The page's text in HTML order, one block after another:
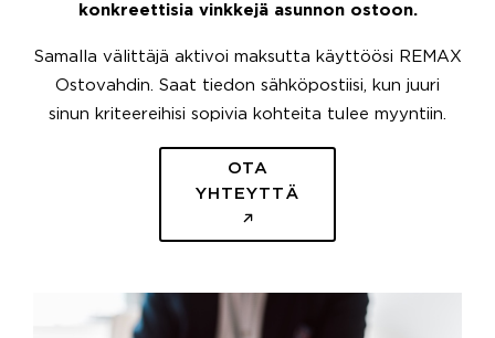
konkreettisia vinkkejä asunnon ostoon.
Samalla välittäjä aktivoi maksutta käyttöösi REMAX
Ostovahdin. Saat tiedon sähköpostiisi, kun juuri
sinun kriteereihisi sopivia kohteita tulee myyntiin.
OTA
YHTEYTTÄ